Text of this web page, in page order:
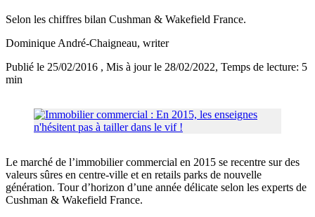
Selon les chiffres bilan Cushman & Wakefield France.
Dominique André-Chaigneau, writer
Publié le 25/02/2016 , Mis à jour le 28/02/2022, Temps de lecture: 5
min
Le marché de l’immobilier commercial en 2015 se recentre sur des
valeurs sûres en centre-ville et en retails parks de nouvelle
génération. Tour d’horizon d’une année délicate selon les experts de
Cushman & Wakefield France.